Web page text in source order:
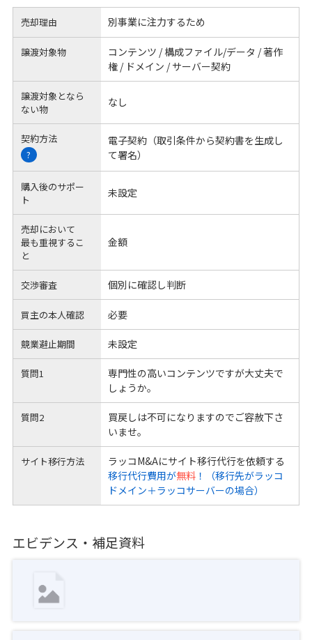
売却理由 別事業に注力するため
譲渡対象物
コンテンツ / 構成ファイル/データ / 著作
権 / ドメイン / サーバー契約
譲渡対象となら
ない物
なし
契約方法
?
電子契約（取引条件から契約書を生成し
て署名）
購入後のサポー
ト
未設定
売却において
最も重視するこ
と
金額
交渉審査 個別に確認し判断
買主の本人確認 必要
競業避止期間 未設定
質問1
専門性の高いコンテンツですが大丈夫で
しょうか。
質問2
買戻しは不可になりますのでご容赦下さ
いませ。
サイト移行方法
ラッコM&Aにサイト移行代行を依頼する
移行代行費用が無料！（移行先がラッコ
ドメイン＋ラッコサーバーの場合）
エビデンス・補足資料